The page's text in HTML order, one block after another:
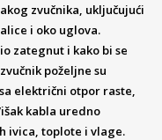
zvučnika, uključujući
i oko uglova.
zategnut i kako bi se
poželjne su
električni otpor raste,
kabla uredno
ivica, toplote i vlage.